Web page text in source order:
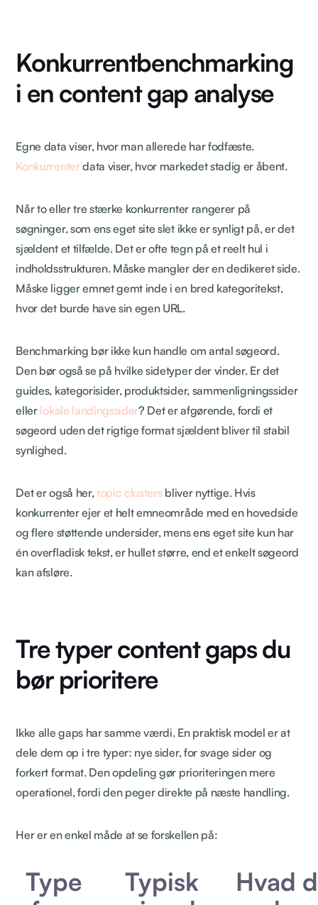
Konkurrentbenchmarking
i en content gap analyse
Egne data viser, hvor man allerede har fodfæste.
Konkurrenterdata viser, hvor markedet stadig er åbent.
Når to eller tre stærke konkurrenter rangerer på
søgninger, som ens eget site slet ikke er synligt på, er det
sjældent et tilfælde. Det er ofte tegn på et reelt hul i
indholdsstrukturen. Måske mangler der en dedikeret side.
Måske ligger emnet gemt inde i en bred kategoritekst,
hvor det burde have sin egen URL.
Benchmarking bør ikke kun handle om antal søgeord.
Den bør også se på hvilke sidetyper der vinder. Er det
guides, kategorisider, produktsider, sammenligningssider
eller lokale landingssider? Det er afgørende, fordi et
søgeord uden det rigtige format sjældent bliver til stabil
synlighed.
Det er også her, topic clustersbliver nyttige. Hvis
konkurrenter ejer et helt emneområde med en hovedside
og flere støttende undersider, mens ens eget site kun har
én overfladisk tekst, er hullet større, end et enkelt søgeord
kan afsløre.
Tre typer content gaps du
bør prioritere
Ikke alle gaps har samme værdi. En praktisk model er at
dele dem op i tre typer: nye sider, for svage sider og
forkert format. Den opdeling gør prioriteringen mere
operationel, fordi den peger direkte på næste handling.
Her er en enkel måde at se forskellen på:
Type
Typisk
Hvad